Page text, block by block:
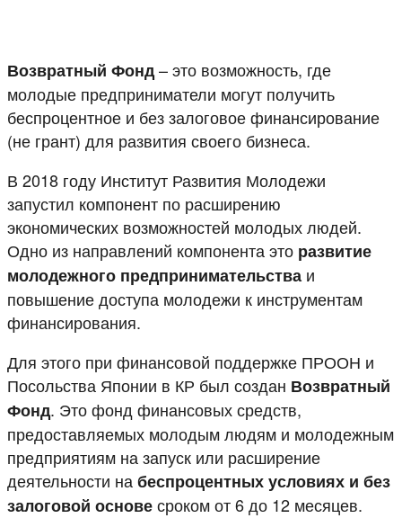
Возвратный Фонд– это возможность, где
молодые предприниматели могут получить
беспроцентное и без залоговое финансирование
(не грант) для развития своего бизнеса.
В 2018 году Институт Развития Молодежи
запустил компонент по расширению
экономических возможностей молодых людей.
Одно из направлений компонента это развитие
молодежного предпринимательства и
повышение доступа молодежи к инструментам
финансирования.
Для этого при финансовой поддержке ПРООН и
Посольства Японии в КР был создан Возвратный
Фонд. Это фонд финансовых средств,
предоставляемых молодым людям и молодежным
предприятиям на запуск или расширение
деятельности на беспроцентных условиях и без
залоговой основесроком от 6 до 12 месяцев.